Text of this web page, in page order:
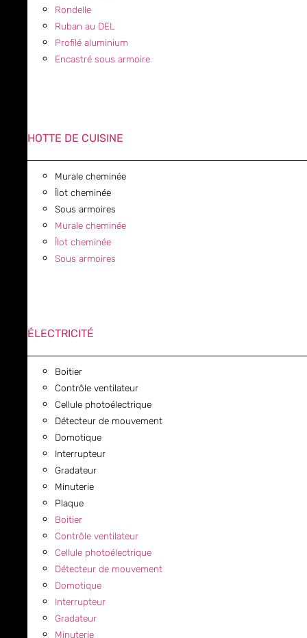
Rondelle
Ruban au DEL
Profilé aluminium
Encastré sous armoire
HOTTE DE CUISINE
Murale cheminée
Îlot cheminée
Sous armoires
Murale cheminée
Îlot cheminée
Sous armoires
ÉLECTRICITÉ
Boitier
Contrôle ventilateur
Cellule photoélectrique
Détecteur de mouvement
Domotique
Interrupteur
Gradateur
Minuterie
Plaque
Boitier
Contrôle ventilateur
Cellule photoélectrique
Détecteur de mouvement
Domotique
Interrupteur
Gradateur
Minuterie